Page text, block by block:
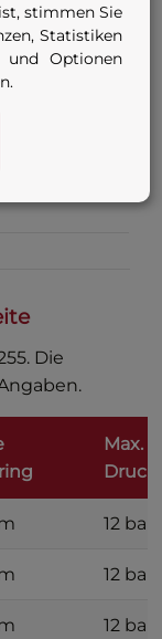
siehe
1″ (je nach
Die
Max.
Druck
12 bar
12 bar
12 bar
stimmen Sie
Statistiken
Optionen